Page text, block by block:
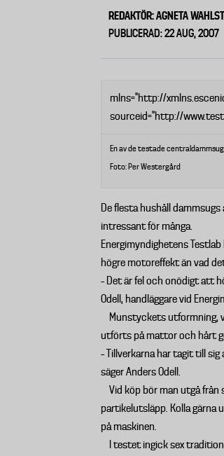
REDAKTÖR: AGNETA
PUBLICERAD: 22 AUG, 2007
mlns="http://
sourceid="http://
En av de testade
Foto: Per Westergård
De flesta hushåll
intressant för många.
Energimyndighetens
högre motoreffekt än vad
– Det är fel och onödigt att
Odell, handläggare vid
Munstyckets utformning,
utförts på mattor och hårt
– Tillverkarna har tagit till
säger Anders Odell.
Vid köp bör man utgå från
partikelutsläpp. Kolla gärna
på maskinen.
I testet ingick sex